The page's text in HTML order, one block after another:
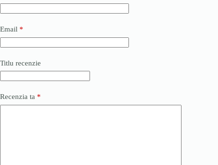
Email *
Titlu recenzie
Recenzia ta *